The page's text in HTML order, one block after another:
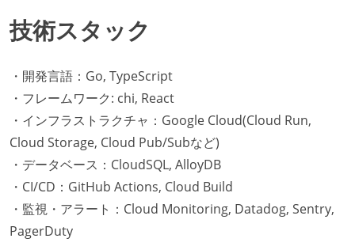
技術スタック
・開発言語：Go, TypeScript
・フレームワーク: chi, React
・インフラストラクチャ：Google Cloud(Cloud Run,
Cloud Storage, Cloud Pub/Subなど)
・データベース：CloudSQL, AlloyDB
・CI/CD：GitHub Actions, Cloud Build
・監視・アラート：Cloud Monitoring, Datadog, Sentry,
PagerDuty